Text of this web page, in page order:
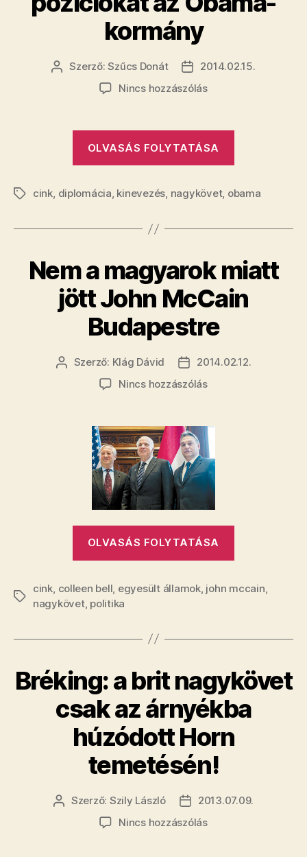
kormány
Bejegyzés
Szerző:Szűcs Donát
Bejegyzés
dátuma
2014.02.15.
Nincs hozzászólása(z)
a
nagyköveti
pozíciókat
Obama-
OLVASÁS FOLYTATÁSA
nagyköveti
az
kormány”
Címkék
cink, diplomácia, kinevezés, nagykövet, obama
Nem a magyarok miatt
jött John McCain
Budapestre
Bejegyzés
szerzője
Szerző: Klág Dávid
Bejegyzés
dátuma
2014.02.12.
Nincs hozzászólása(z)
magyarok
miatt
jött
John
McCain
Budapestre
OLVASÁS FOLYTATÁSA
miatt
Címkék
cink colleen bell egyesült államok, john mccain
nagykövet, politika
Bréking: a brit nagykövet
csak az árnyékba
húzódott Horn
temetésén!
Bejegyzés
Szerző: Szily László
Bejegyzés
dátuma
2013.07.09.
Nincs hozzászólása(z)